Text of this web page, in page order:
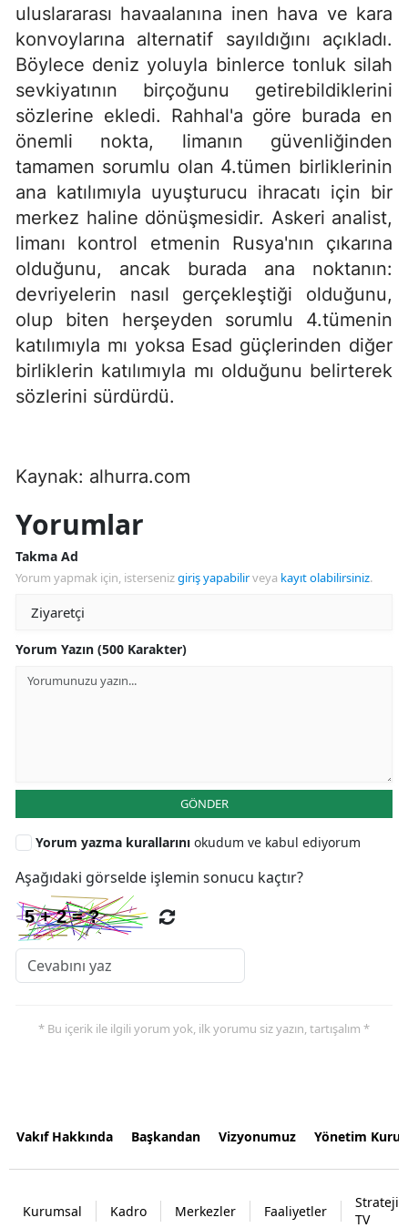
uluslararası havaalanına inen hava ve kara
konvoylarına alternatif sayıldığını açıkladı.
Böylece deniz yoluyla binlerce tonluk silah
sevkiyatının birçoğunu getirebildiklerini
sözlerine ekledi. Rahhal'a göre burada en
önemli nokta, limanın güvenliğinden
tamamen sorumlu olan 4.tümen birliklerinin
ana katılımıyla uyuşturucu ihracatı için bir
merkez haline dönüşmesidir. Askeri analist,
limanı kontrol etmenin Rusya'nın çıkarına
olduğunu, ancak burada ana noktanın:
devriyelerin nasıl gerçekleştiği olduğunu,
olup biten herşeyden sorumlu 4.tümenin
katılımıyla mı yoksa Esad güçlerinden diğer
birliklerin katılımıyla mı olduğunu belirterek
sözlerini sürdürdü.
Kaynak: alhurra.com
Yorumlar
Takma Ad
Yorum yapmak için, istersenizgiriş yapabilirveya kayıt olabilirsiniz.
Yorum Yazın (500 Karakter)
GÖNDER
Yorum yazma kurallarını okudum ve kabul ediyorum
Aşağıdaki görselde işlemin sonucu kaçtır?
* Bu içerik ile ilgili yorum yok, ilk yorumu siz yazın, tartışalım *
Vakıf Hakkında Başkandan Vizyonumuz Yönetim
Kurumsal Kadro Merkezler Faaliyetler
Strateji
TV